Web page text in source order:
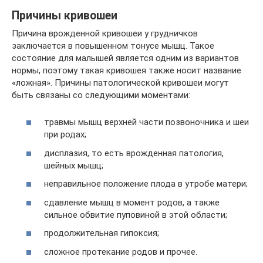
Причины кривошеи
Причина врожденной кривошеи у грудничков
заключается в повышенном тонусе мышц. Такое
состояние для малышей является одним из вариантов
нормы, поэтому такая кривошея также носит название
«ложная». Причины патологической кривошеи могут
быть связаны со следующими моментами:
травмы мышц верхней части позвоночника и шеи
при родах;
дисплазия, то есть врожденная патология,
шейных мышц;
неправильное положение плода в утробе матери;
сдавление мышц в момент родов, а также
сильное обвитие пуповиной в этой области;
продолжительная гипоксия;
сложное протекание родов и прочее.